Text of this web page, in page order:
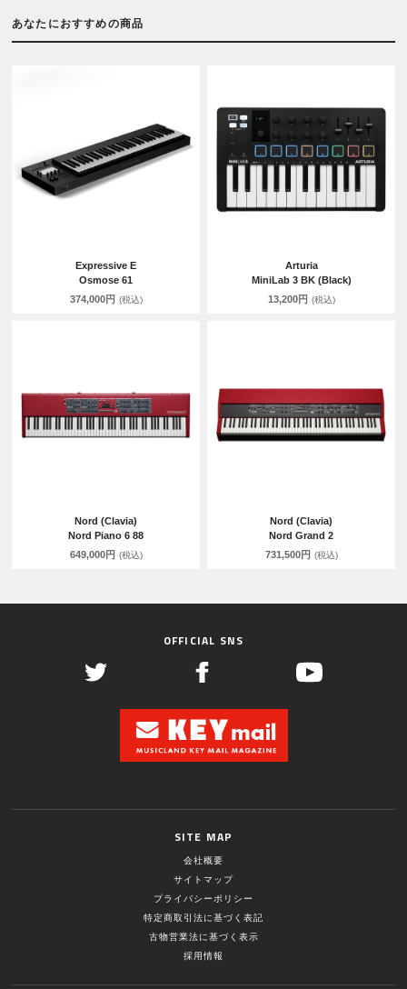
あなたにおすすめの商品
Expressive E
Osmose 61
374,000円 (税込)
Arturia
MiniLab 3 BK (Black)
13,200円 (税込)
Nord (Clavia)
Nord Piano 6 88
649,000円 (税込)
Nord (Clavia)
Nord Grand 2
731,500円 (税込)
OFFICIAL SNS
SITE MAP
会社概要
サイトマップ
プライバシーポリシー
特定商取引法に基づく表記
古物営業法に基づく表示
採用情報